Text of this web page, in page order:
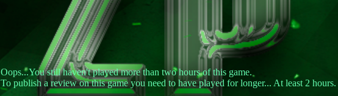
Oops...You still haven't played more than two hours of this game.
To publish a review on this game you need to have played for longer... At least 2 hours.